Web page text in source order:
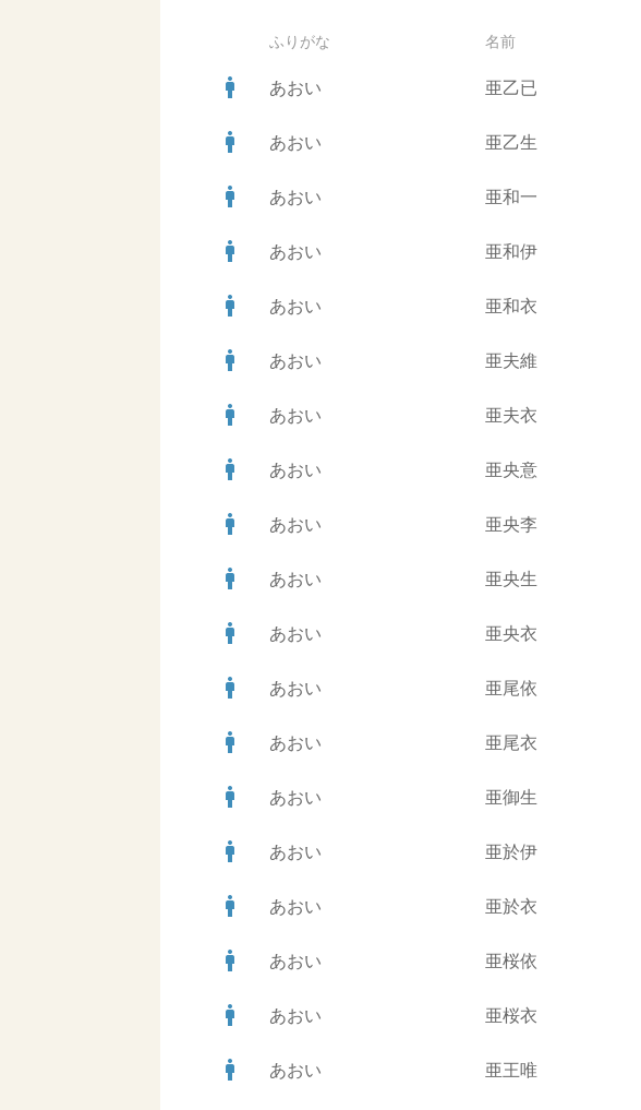
ふりがな 名前
man あおい 亜乙已
man あおい 亜乙生
man あおい 亜和一
man あおい 亜和伊
man あおい 亜和衣
man あおい 亜夫維
man あおい 亜夫衣
man あおい 亜央意
man あおい 亜央李
man あおい 亜央生
man あおい 亜央衣
man あおい 亜尾依
man あおい 亜尾衣
man あおい 亜御生
man あおい 亜於伊
man あおい 亜於衣
man あおい 亜桜依
man あおい 亜桜衣
man あおい 亜王唯